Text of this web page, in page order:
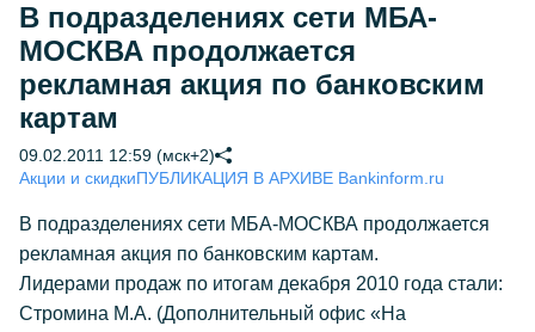
В подразделениях сети МБА-
МОСКВА продолжается
рекламная акция по банковским
картам
09.02.2011 12:59 (мск+2)
Акции и скидкиПУБЛИКАЦИЯ В АРХИВЕ Bankinform.ru
В подразделениях сети МБА-МОСКВА продолжается
рекламная акция по банковским картам.
Лидерами продаж по итогам декабря 2010 года стали:
Стромина М.А. (Дополнительный офис «На